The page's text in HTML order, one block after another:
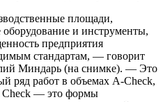
площади,
и инструменты,
предприятия
стандартам, — говорит
Миндарь (на снимке). — Это
ряд работ в объемах A-Check,
Check — это формы